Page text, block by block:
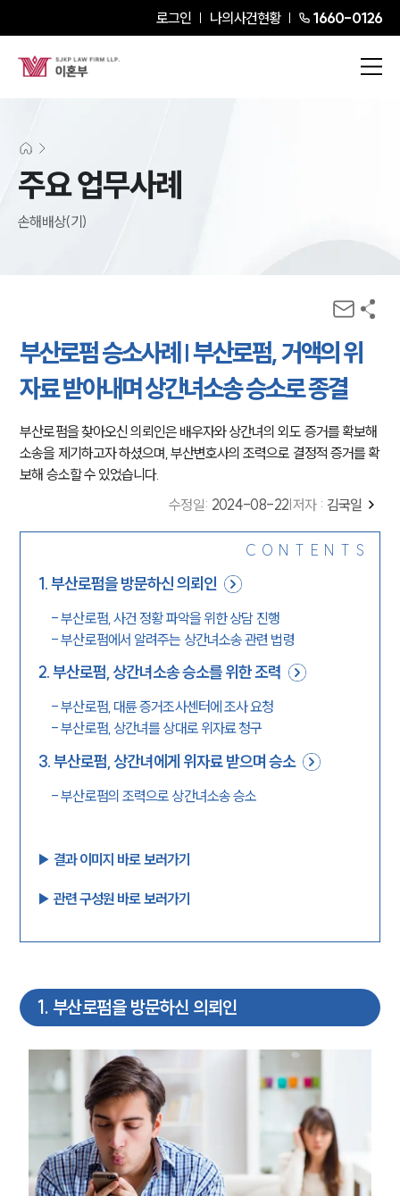
로그인 나의사건현황 1660-0126
주요 업무사례
손해배상(기)
부산로펌 승소사례 | 부산로펌, 거액의 위
자료 받아내며 상간녀소송 승소로 종결
부산로펌을 찾아오신 의뢰인은 배우자와 상간녀의 외도 증거를 확보해
소송을 제기하고자 하셨으며, 부산변호사의 조력으로 결정적 증거를 확
보해 승소할 수 있었습니다.
수정일: 2024-08-22 저자 : 김국일
CONTENTS
1.부산로펌을 방문하신 의뢰인
-부산로펌, 사건 정황 파악을 위한 상담 진행
-부산로펌에서 알려주는 상간녀소송 관련 법령
2.부산로펌, 상간녀소송 승소를 위한 조력
-부산로펌, 대륜 증거조사센터에 조사 요청
-부산로펌, 상간녀를 상대로 위자료 청구
3.부산로펌, 상간녀에게 위자료 받으며 승소
-부산로펌의 조력으로 상간녀소송 승소
▶︎ 결과 이미지 바로 보러가기
▶︎ 관련 구성원 바로 보러가기
1. 부산로펌을 방문하신 의뢰인